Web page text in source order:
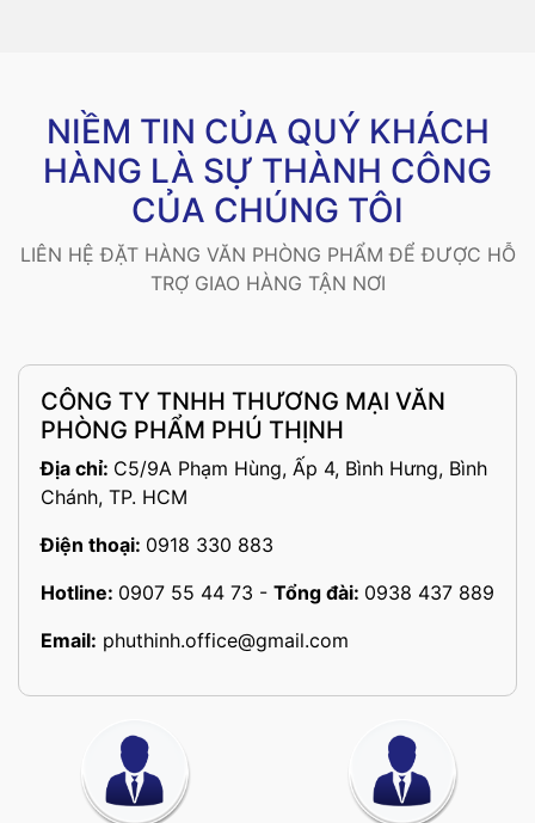
NIỀM TIN CỦA QUÝ KHÁCH
HÀNG LÀ SỰ THÀNH CÔNG
CỦA CHÚNG TÔI
LIÊN HỆ ĐẶT HÀNG VĂN PHÒNG PHẨM ĐỂ ĐƯỢC HỖ
TRỢ GIAO HÀNG TẬN NƠI
CÔNG TY TNHH THƯƠNG MẠI VĂN
PHÒNG PHẨM PHÚ THỊNH
Địa chỉ: C5/9A Phạm Hùng, Ấp 4, Bình Hưng, Bình
Chánh, TP. HCM
Điện thoại: 0918 330 883
Hotline: 0907 55 44 73 - Tổng đài: 0938 437 889
Email: phuthinh.office@gmail.com